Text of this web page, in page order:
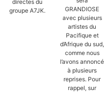
directes du
groupe A7JK.
GRANDIOSE
avec plusieurs
artistes du
Pacifique et
d’Afrique du sud,
comme nous
l’avons annoncé
à plusieurs
reprises. Pour
rappel, sur